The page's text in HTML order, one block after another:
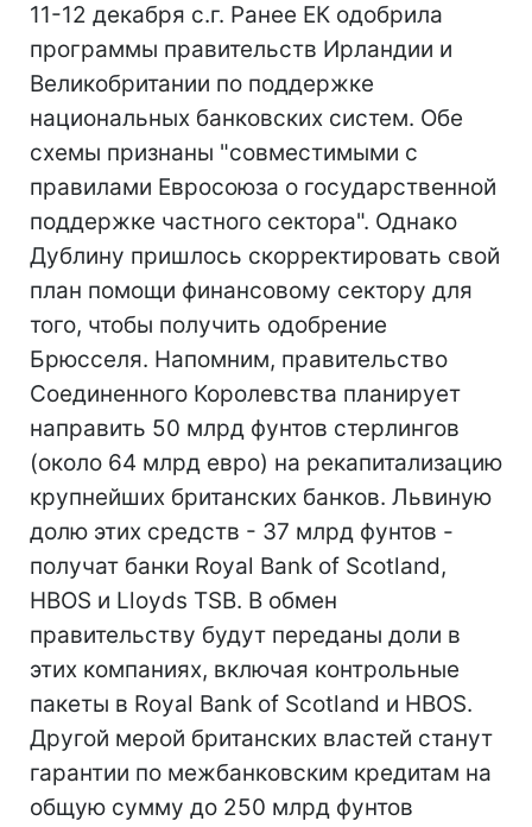
11-12 декабря с.г. Ранее ЕК одобрила
программы правительств Ирландии и
Великобритании по поддержке
национальных банковских систем. Обе
схемы признаны "совместимыми с
правилами Евросоюза о государственной
поддержке частного сектора". Однако
Дублину пришлось скорректировать свой
план помощи финансовому сектору для
того, чтобы получить одобрение
Брюсселя. Напомним, правительство
Соединенного Королевства планирует
направить 50 млрд фунтов стерлингов
(около 64 млрд евро) на рекапитализацию
крупнейших британских банков. Львиную
долю этих средств - 37 млрд фунтов -
получат банки Royal Bank of Scotland,
HBOS и Lloyds TSB. В обмен
правительству будут переданы доли в
этих компаниях, включая контрольные
пакеты в Royal Bank of Scotland и HBOS.
Другой мерой британских властей станут
гарантии по межбанковским кредитам на
общую сумму до 250 млрд фунтов